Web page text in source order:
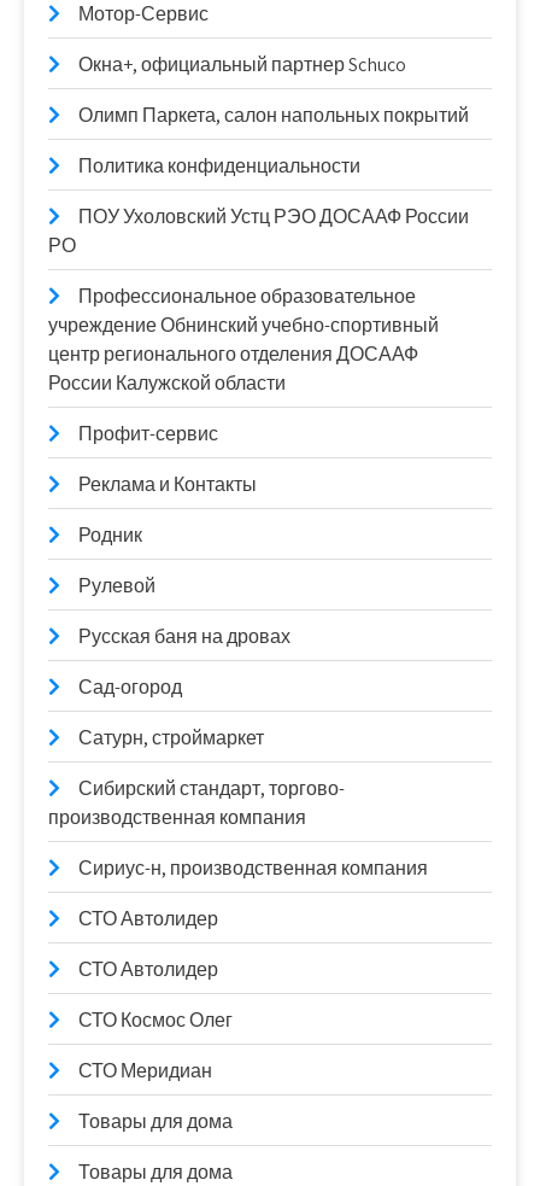
Мотор-Сервис
Окна+, официальный партнер Schuco
Олимп Паркета, салон напольных покрытий
Политика конфиденциальности
ПОУ Ухоловский Устц РЭО ДОСААФ России
РО
Профессиональное образовательное
учреждение Обнинский учебно-спортивный
центр регионального отделения ДОСААФ
России Калужской области
Профит-сервис
Реклама и Контакты
Родник
Рулевой
Русская баня на дровах
Сад-огород
Сатурн, строймаркет
Сибирский стандарт, торгово-
производственная компания
Сириус-н, производственная компания
СТО Автолидер
СТО Автолидер
СТО Космос Олег
СТО Меридиан
Товары для дома
Товары для дома